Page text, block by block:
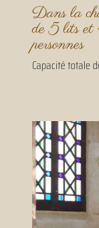
Dans la
de 5 lits et
personnes
Capacité totale